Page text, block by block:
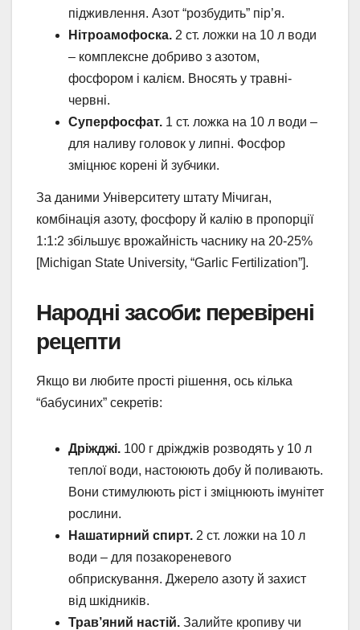
підживлення. Азот “розбудить” пір’я.
Нітроамофоска. 2 ст. ложки на 10 л води
– комплексне добриво з азотом,
фосфором і калієм. Вносять у травні-
червні.
Суперфосфат. 1 ст. ложка на 10 л води –
для наливу головок у липні. Фосфор
зміцнює корені й зубчики.
За даними Університету штату Мічиган,
комбінація азоту, фосфору й калію в пропорції
1:1:2 збільшує врожайність часнику на 20-25%
[Michigan State University, “Garlic Fertilization”].
Народні засоби: перевірені
рецепти
Якщо ви любите прості рішення, ось кілька
“бабусиних” секретів:
Дріжджі. 100 г дріжджів розводять у 10 л
теплої води, настоюють добу й поливають.
Вони стимулюють ріст і зміцнюють імунітет
рослини.
Нашатирний спирт. 2 ст. ложки на 10 л
води – для позакореневого
обприскування. Джерело азоту й захист
від шкідників.
Трав’яний настій. Залийте кропиву чи